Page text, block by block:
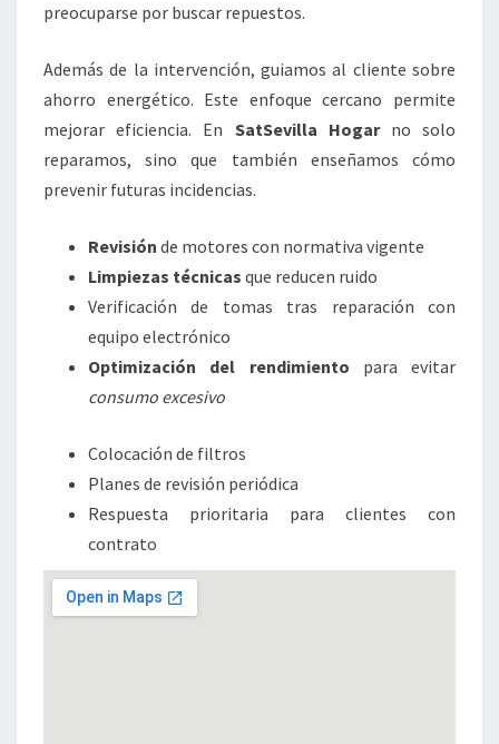
preocuparse por buscar repuestos.
Además de la intervención, guiamos al cliente sobre
ahorro energético. Este enfoque cercano permite
mejorar eficiencia. En SatSevilla Hogarno solo
reparamos, sino que también enseñamos cómo
prevenir futuras incidencias.
Revisión de motores con normativa vigente
Limpiezas técnicas que reducen ruido
Verificación de tomas tras reparación con
equipo electrónico
Optimización del rendimiento para evitar
consumo excesivo
Colocación de filtros
Planes de revisión periódica
Respuesta prioritaria para clientes con
contrato